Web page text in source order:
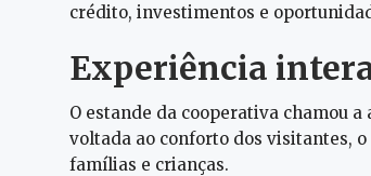
crédito, investimentos e
Experiência
O estande da cooperativa chamou
voltada ao conforto dos visitantes,
famílias e crianças.